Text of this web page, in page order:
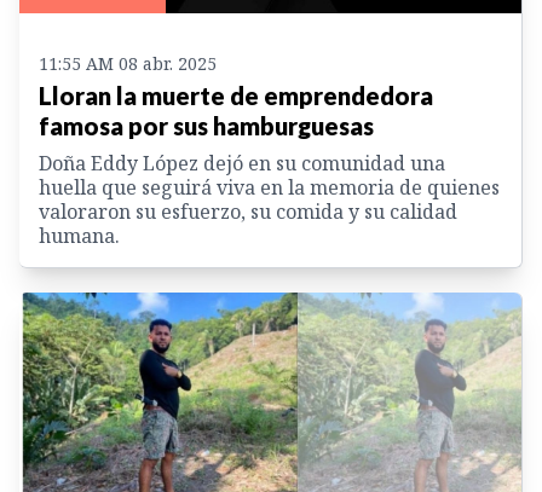
11:55 AM 08 abr. 2025
Lloran la muerte de emprendedora
famosa por sus hamburguesas
Doña Eddy López dejó en su comunidad una
huella que seguirá viva en la memoria de quienes
valoraron su esfuerzo, su comida y su calidad
humana.